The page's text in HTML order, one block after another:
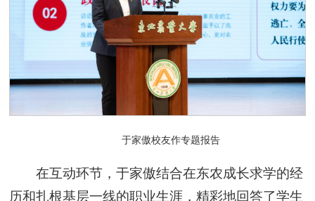
于家傲校友作专题报告
在互动环节， 于家傲结合在东农成长求学的经
历和扎根基层一线的职业生涯，精彩地回答了学生